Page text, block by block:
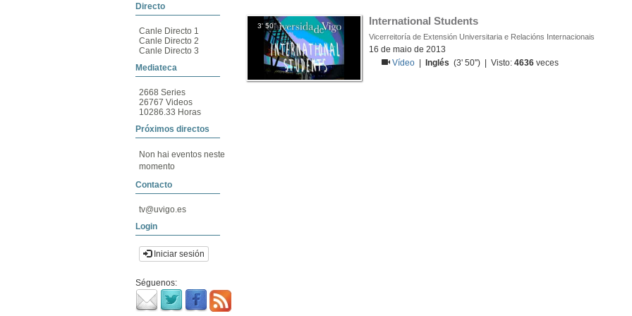
Directo
Canle Directo 1
Canle Directo 2
Canle Directo 3
Mediateca
2668 Series
26767 Videos
10286.33 Horas
Próximos directos
Non hai eventos neste
momento
Contacto
tv@uvigo.es
Login
Iniciar sesión
Séguenos:
3' 50'' International Students
Vicerreitoría de Extensión Universitaria e Relacións Internacionais
16 de maio de 2013
Vídeo
Inglés (3' 50'') | Visto:4636 veces